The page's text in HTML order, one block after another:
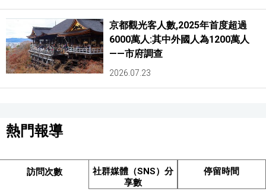
京都觀光客人數,2025年首度超過
6000萬人:其中外國人為1200萬人
——市府調查
2026.07.23
熱門報導
訪問次數
社群媒體（SNS）分
享數
停留時間